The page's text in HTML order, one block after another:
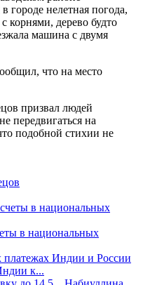
городе нелетная погода,
корнями, дерево будто
машина с двумя
что на место
призвал людей
передвигаться на
подобной стихии не
в национальных
Индии и России
к...